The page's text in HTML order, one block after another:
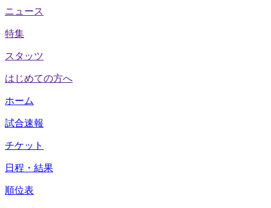
ニュース
特集
スタッツ
はじめての方へ
ホーム
試合速報
チケット
日程・結果
順位表